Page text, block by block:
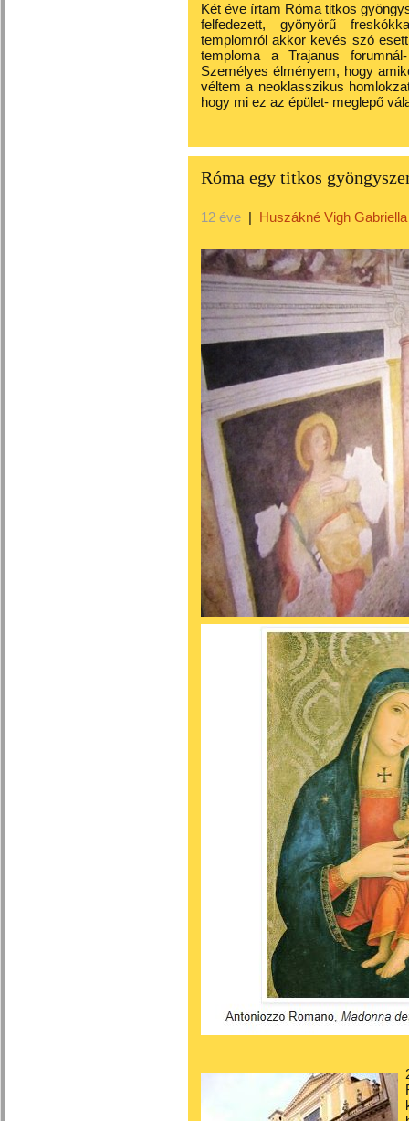
Két éve írtam Róma titkos
felfedezett, gyönyörű
templomról akkor kevés szó
temploma a Trajanus
Személyes élményem, hogy
véltem a neoklasszikus
hogy mi ez az épület- meglepő
Róma egy titkos
12 éve | Huszákné Vigh Gabriella